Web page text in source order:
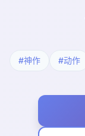
#神作 #动作